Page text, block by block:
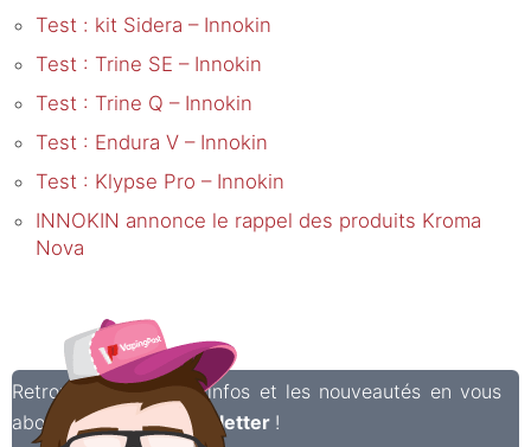
Test : kit Sidera – Innokin
Test : Trine SE – Innokin
Test : Trine Q – Innokin
Test : Endura V – Innokin
Test : Klypse Pro – Innokin
INNOKIN annonce le rappel des produits Kroma
Nova
Retrouvez toutes les infos et les nouveautés en vous
abonnant à notrenewsletter !